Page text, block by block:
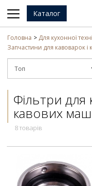
Каталог
Головна
Для кухонної
Запчастини для кавоварок
Фільтри для
кавових
8 товарів